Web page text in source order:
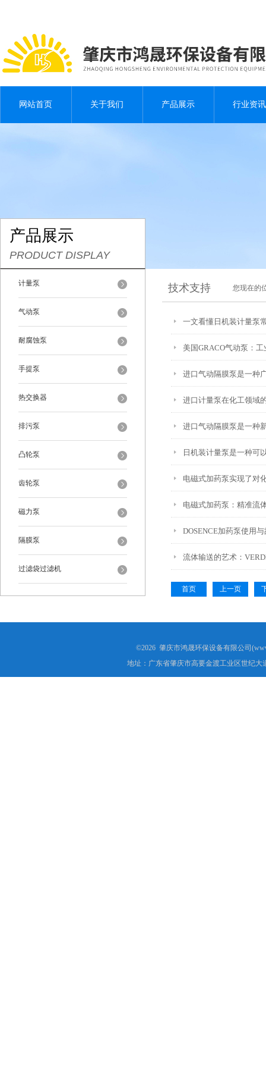
网站首页 关于我们 产品展示 行业资讯
产品展示
PRODUCT DISPLAY
计量泵
气动泵
耐腐蚀泵
手提泵
热交换器
排污泵
凸轮泵
齿轮泵
磁力泵
隔膜泵
过滤袋过滤机
技术支持 您现在的
一文看懂日机装计量泵
美国GRACO气动泵：
进口气动隔膜泵是一种
进口计量泵在化工领域
进口气动隔膜泵是一种
日机装计量泵是一种可
电磁式加药泵实现了对
电磁式加药泵：精准流
DOSENCE加药泵使用
流体输送的艺术：
首页 上一页
©2026 肇庆市鸿晟环保设备有限公司
地址：广东省肇庆市高要金渡工业区世纪大